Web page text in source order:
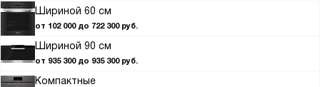
Шириной 60 см
от 102 000 до 722 300 руб.
Шириной 90 см
от 935 300 до 935 300 руб.
Компактные